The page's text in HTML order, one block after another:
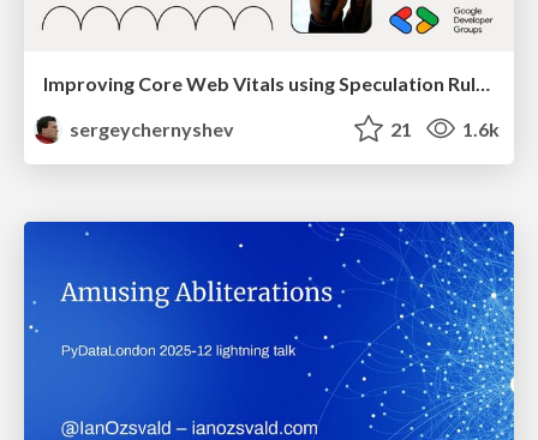
sergeychernyshev
21 1.6k